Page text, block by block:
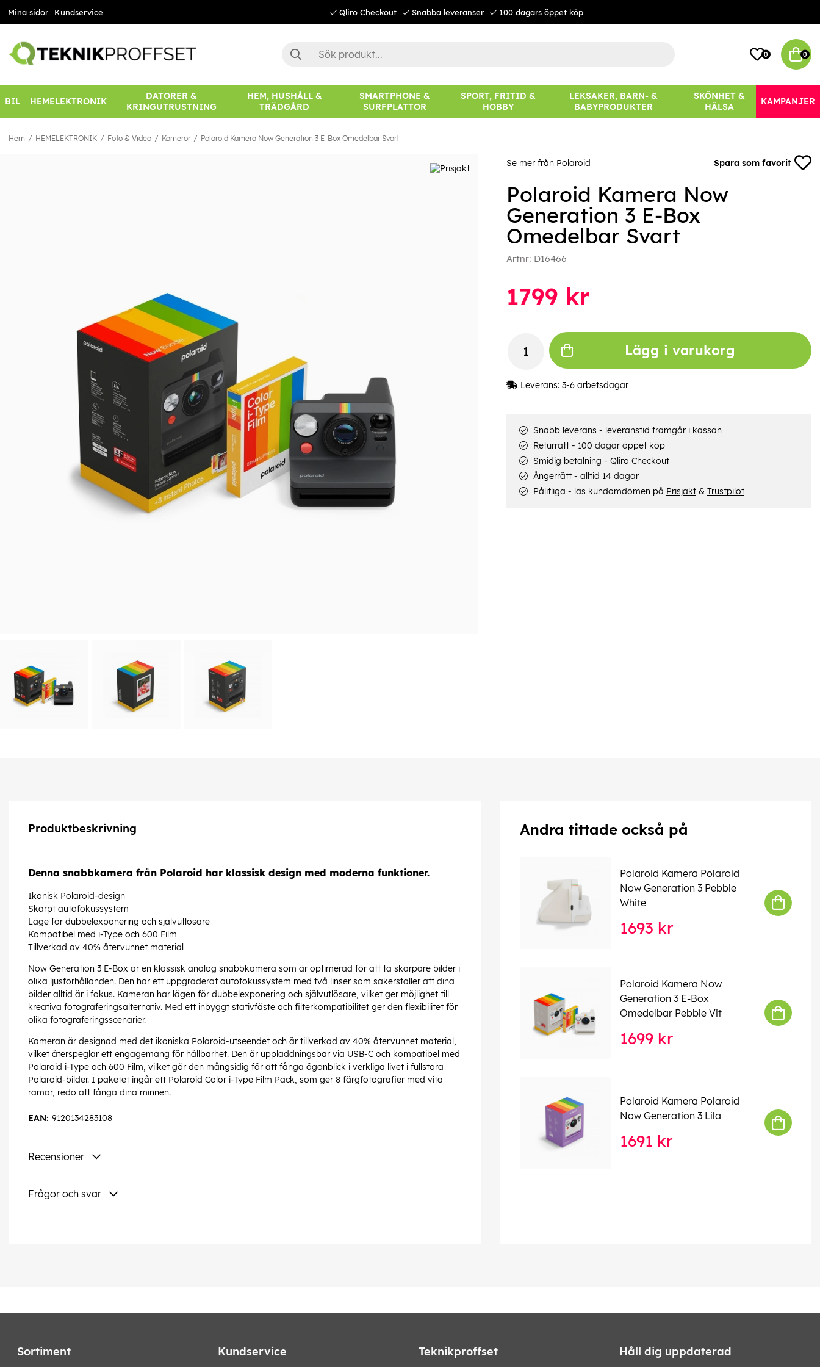
Mina sidor Kundservice Qliro Checkout Snabba leveranser 100 dagars öppet köp
0 0
BIL HEMELEKTRONIK
DATORER &
KRINGUTRUSTNING
HEM, HUSHÅLL &
TRÄDGÅRD
SMARTPHONE &
SURFPLATTOR
SPORT, FRITID &
HOBBY
LEKSAKER, BARN- &
BABYPRODUKTER
SKÖNHET &
HÄLSA
KAMPANJER
Hem HEMELEKTRONIK Foto & Video Kameror Polaroid Kamera Now Generation 3 E-Box Omedelbar Svart
Se mer från Polaroid Spara som favorit
Polaroid Kamera Now
Generation 3 E-Box
Omedelbar Svart
Artnr: D16466
1799 kr
Lägg i varukorg
Leverans: 3-6 arbetsdagar
Snabb leverans - leveranstid framgår i kassan
Returrätt - 100 dagar öppet köp
Smidig betalning - Qliro Checkout
Ångerrätt - alltid 14 dagar
Pålitliga - läs kundomdömen på Prisjakt& Trustpilot
Produktbeskrivning
Denna snabbkamera från Polaroid har klassisk design med moderna funktioner.
Ikonisk Polaroid-design
Skarpt autofokussystem
Läge för dubbelexponering och självutlösare
Kompatibel med i-Type och 600 Film
Tillverkad av 40% återvunnet material
Now Generation 3 E-Box är en klassisk analog snabbkamera som är optimerad för att ta skarpare bilder i
olika ljusförhållanden. Den har ett uppgraderat autofokussystem med två linser som säkerställer att dina
bilder alltid är i fokus. Kameran har lägen för dubbelexponering och självutlösare, vilket ger möjlighet till
kreativa fotograferingsalternativ. Med ett inbyggt stativfäste och filterkompatibilitet ger den flexibilitet för
olika fotograferingsscenarier.
Kameran är designad med det ikoniska Polaroid-utseendet och är tillverkad av 40% återvunnet material,
vilket återspeglar ett engagemang för hållbarhet. Den är uppladdningsbar via USB-C och kompatibel med
Polaroid i-Type och 600 Film, vilket gör den mångsidig för att fånga ögonblick i verkliga livet i fullstora
Polaroid-bilder. I paketet ingår ett Polaroid Color i-Type Film Pack, som ger 8 färgfotografier med vita
ramar, redo att fånga dina minnen.
9120134283108
EAN:
Recensioner
Frågor och svar
Andra tittade också på
Polaroid Kamera Polaroid
Now Generation 3 Pebble
White
1693 kr
Polaroid Kamera Now
Generation 3 E-Box
Omedelbar Pebble Vit
1699 kr
Polaroid Kamera Polaroid
Now Generation 3 Lila
1691 kr
Sortiment Kundservice Teknikproffset Håll dig uppdaterad